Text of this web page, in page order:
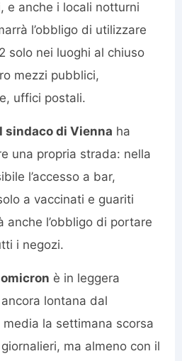
e anche i locali notturni
l’obbligo di utilizzare
solo nei luoghi al chiuso
mezzi pubblici,
uffici postali.
sindaco di Vienna ha
una propria strada: nella
l’accesso a bar,
a vaccinati e guariti
anche l’obbligo di portare
i negozi.
è in leggera
lontana dal
la settimana scorsa
ma almeno con il